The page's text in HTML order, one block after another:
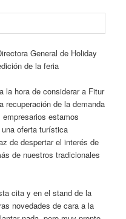
General de Holiday
de la feria
la hora de considerar a Fitur
recuperación de la demanda
estamos
oferta turística
de despertar el interés de
de nuestros tradicionales
cita y en el stand de la
novedades de cara a la